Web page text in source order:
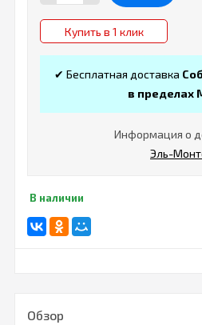
Купить в 1 клик
✔ Бесплатная доставка
в пределах
Информация о
Эль-
В наличии
Обзор